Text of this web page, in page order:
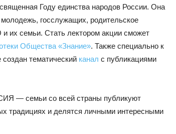
Году единства народов России. Она
госслужащих, родительское
их семьи. Стать лектором акции сможет
Общества «Знание». Также специально к
тематический канал с публикациями
— семьи со всей страны публикуют
традициях и делятся личными интересными